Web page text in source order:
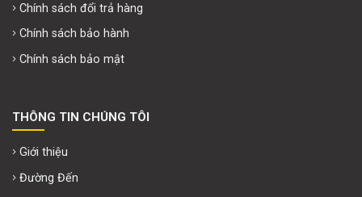
Chính sách đổi trả hàng
Chính sách bảo hành
Chính sách bảo mật
THÔNG TIN CHÚNG TÔI
Giới thiệu
Đường Đến